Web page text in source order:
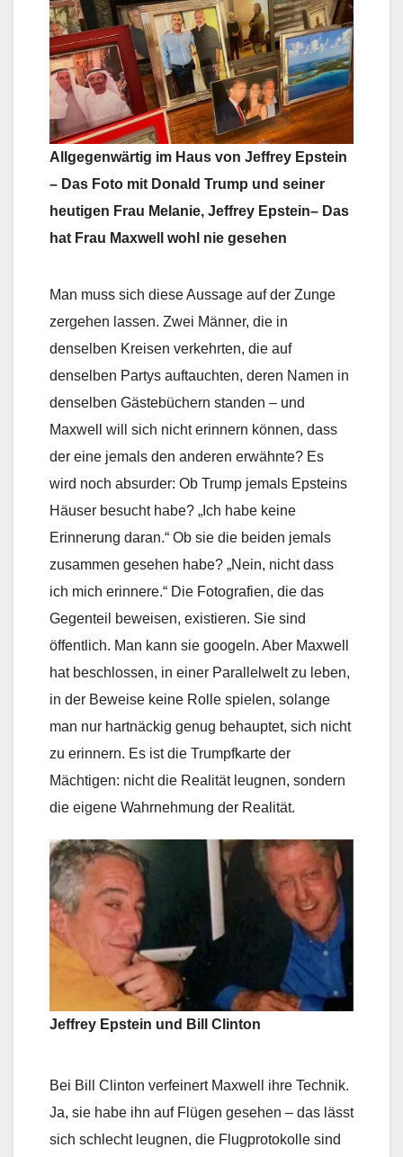
Allgegenwärtig im Haus von Jeffrey Epstein
– Das Foto mit Donald Trump und seiner
heutigen Frau Melanie, Jeffrey Epstein– Das
hat Frau Maxwell wohl nie gesehen
Man muss sich diese Aussage auf der Zunge
zergehen lassen. Zwei Männer, die in
denselben Kreisen verkehrten, die auf
denselben Partys auftauchten, deren Namen in
denselben Gästebüchern standen – und
Maxwell will sich nicht erinnern können, dass
der eine jemals den anderen erwähnte? Es
wird noch absurder: Ob Trump jemals Epsteins
Häuser besucht habe? „Ich habe keine
Erinnerung daran.“ Ob sie die beiden jemals
zusammen gesehen habe? „Nein, nicht dass
ich mich erinnere.“ Die Fotografien, die das
Gegenteil beweisen, existieren. Sie sind
öffentlich. Man kann sie googeln. Aber Maxwell
hat beschlossen, in einer Parallelwelt zu leben,
in der Beweise keine Rolle spielen, solange
man nur hartnäckig genug behauptet, sich nicht
zu erinnern. Es ist die Trumpfkarte der
Mächtigen: nicht die Realität leugnen, sondern
die eigene Wahrnehmung der Realität.
Jeffrey Epstein und Bill Clinton
Bei Bill Clinton verfeinert Maxwell ihre Technik.
Ja, sie habe ihn auf Flügen gesehen – das lässt
sich schlecht leugnen, die Flugprotokolle sind